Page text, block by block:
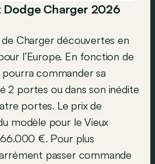
Dodge Charger 2026
Charger découvertes en
l’Europe. En fonction de
commander sa
2 portes ou dans son inédite
portes. Le prix de
modèle pour le Vieux
€. Pour plus
passer commande